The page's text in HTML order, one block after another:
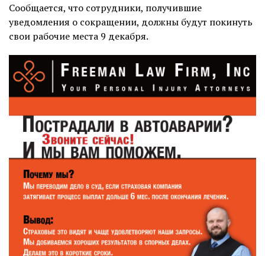
Сообщается, что сотрудники, получившие
уведомления о сокращении, должны будут покинуть
свои рабочие места 9 декабря.